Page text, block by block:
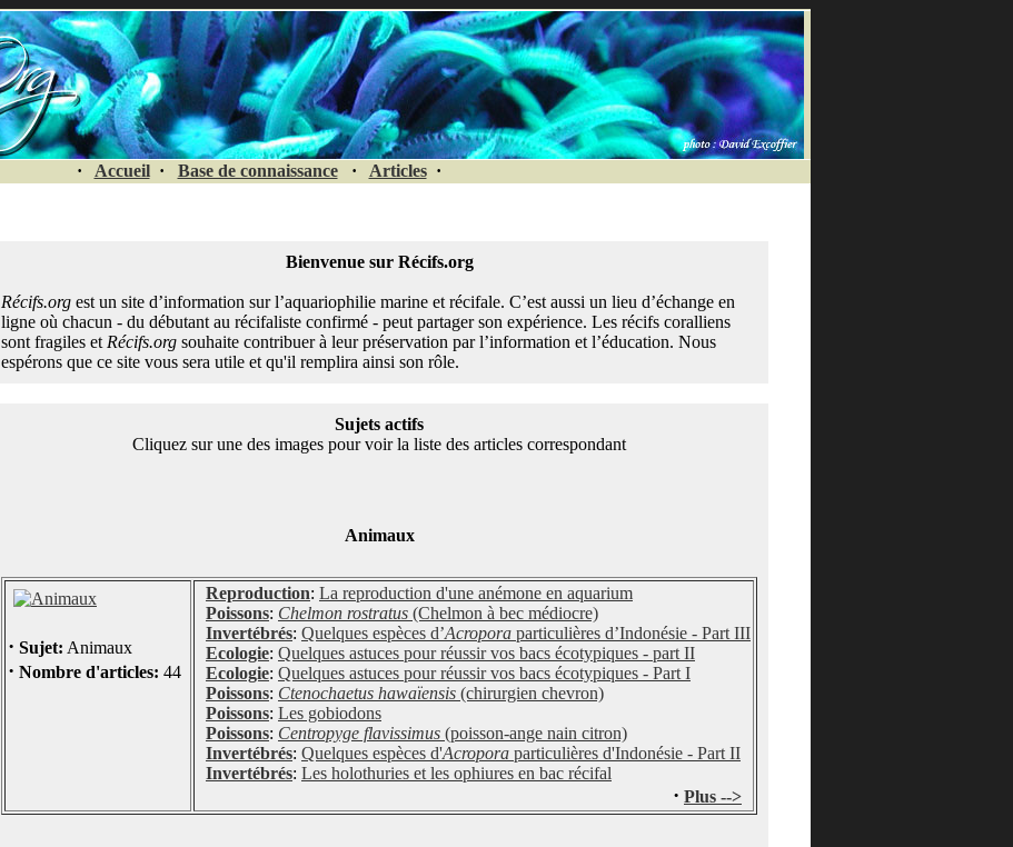
· Accueil· Base de connaissance· Articles·
Bienvenue sur Récifs.org
Récifs.org est un site d’information sur l’aquariophilie marine et récifale. C’est aussi un lieu d’échange en
ligne où chacun - du débutant au récifaliste confirmé - peut partager son expérience. Les récifs coralliens
sont fragiles et Récifs.org souhaite contribuer à leur préservation par l’information et l’éducation. Nous
espérons que ce site vous sera utile et qu'il remplira ainsi son rôle.
Sujets actifs
Cliquez sur une des images pour voir la liste des articles correspondant
Animaux
· Sujet: Animaux
· Nombre d'articles: 44
Reproduction: La reproduction d'une anémone en aquarium
Poissons: Chelmon rostratus (Chelmon à bec médiocre)
Invertébrés: Quelques espèces d’Acropora particulières d’Indonésie - Part III
Ecologie: Quelques astuces pour réussir vos bacs écotypiques - part II
Ecologie: Quelques astuces pour réussir vos bacs écotypiques - Part I
Poissons: Ctenochaetus hawaïensis (chirurgien chevron)
Poissons: Les gobiodons
Poissons: Centropyge flavissimus (poisson-ange nain citron)
Invertébrés: Quelques espèces d'Acropora particulières d'Indonésie - Part II
Invertébrés: Les holothuries et les ophiures en bac récifal
· Plus -->